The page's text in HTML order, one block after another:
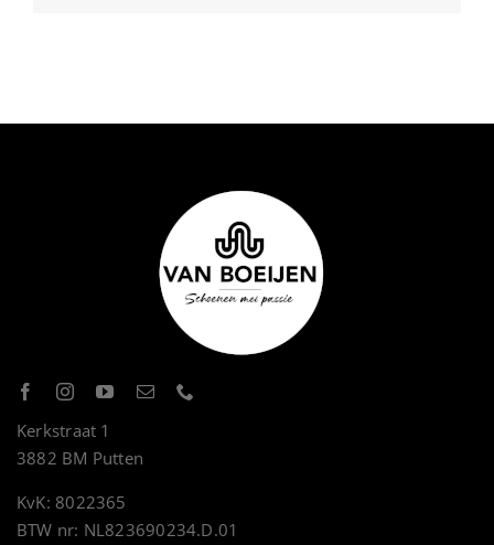
Kerkstraat 1
3882 BM Putten
KvK: 8022365
BTW nr: NL823690234.D.01